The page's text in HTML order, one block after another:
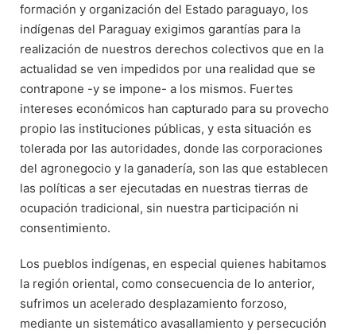
formación y organización del Estado paraguayo, los
indígenas del Paraguay exigimos garantías para la
realización de nuestros derechos colectivos que en la
actualidad se ven impedidos por una realidad que se
contrapone -y se impone- a los mismos. Fuertes
intereses económicos han capturado para su provecho
propio las instituciones públicas, y esta situación es
tolerada por las autoridades, donde las corporaciones
del agronegocio y la ganadería, son las que establecen
las políticas a ser ejecutadas en nuestras tierras de
ocupación tradicional, sin nuestra participación ni
consentimiento.
Los pueblos indígenas, en especial quienes habitamos
la región oriental, como consecuencia de lo anterior,
sufrimos un acelerado desplazamiento forzoso,
mediante un sistemático avasallamiento y persecución